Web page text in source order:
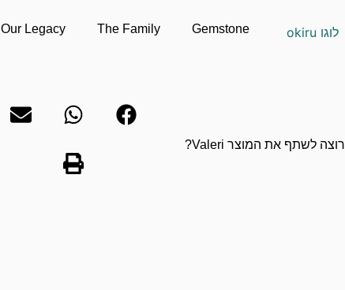
Gemstone
The Family
Our Legacy
רוצה לשתף את המוצר Valeri?